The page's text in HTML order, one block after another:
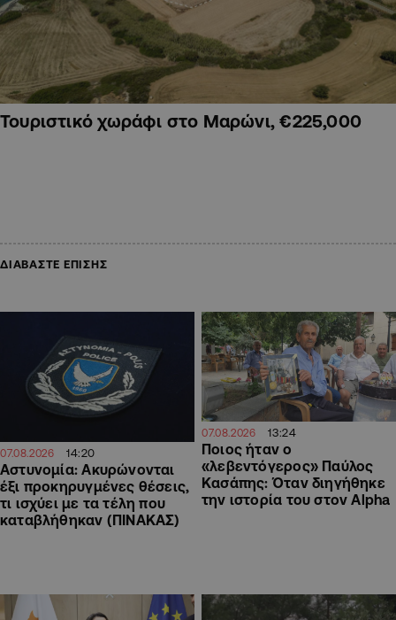
Τουριστικό χωράφι στο Μαρώνι, €225,000
ΔΙΑΒΑΣΤΕ ΕΠΙΣΗΣ
07.08.2026 14:20
Αστυνομία: Ακυρώνονται
έξι προκηρυγμένες θέσεις,
τι ισχύει με τα τέλη που
καταβλήθηκαν (ΠΙΝΑΚΑΣ)
07.08.2026 13:24
Ποιος ήταν ο
«λεβεντόγερος» Παύλος
Κασάπης: Όταν διηγήθηκε
την ιστορία του στον Alpha